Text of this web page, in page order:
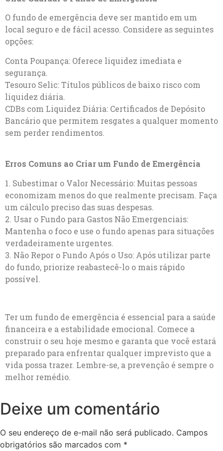
O fundo de emergência deve ser mantido em um
local seguro e de fácil acesso. Considere as seguintes
opções:
Conta Poupança: Oferece liquidez imediata e
segurança.
Tesouro Selic: Títulos públicos de baixo risco com
liquidez diária.
CDBs com Liquidez Diária: Certificados de Depósito
Bancário que permitem resgates a qualquer momento
sem perder rendimentos.
Erros Comuns ao Criar um Fundo de Emergência
1. Subestimar o Valor Necessário: Muitas pessoas
economizam menos do que realmente precisam. Faça
um cálculo preciso das suas despesas.
2. Usar o Fundo para Gastos Não Emergenciais:
Mantenha o foco e use o fundo apenas para situações
verdadeiramente urgentes.
3. Não Repor o Fundo Após o Uso: Após utilizar parte
do fundo, priorize reabastecê-lo o mais rápido
possível.
Ter um fundo de emergência é essencial para a saúde
financeira e a estabilidade emocional. Comece a
construir o seu hoje mesmo e garanta que você estará
preparado para enfrentar qualquer imprevisto que a
vida possa trazer. Lembre-se, a prevenção é sempre o
melhor remédio.
Deixe um comentário
O seu endereço de e-mail não será publicado. Campos
obrigatórios são marcados com *